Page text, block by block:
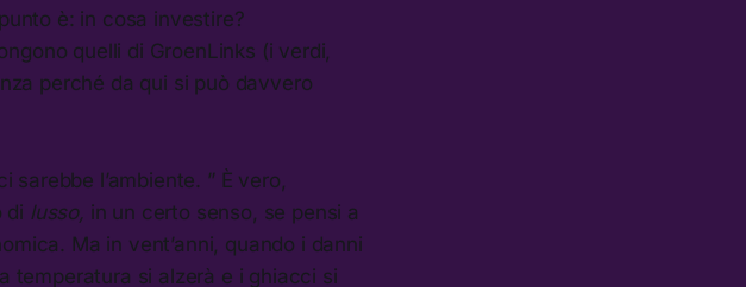
è: in cosa investire?
quelli di GroenLinks (i verdi,
perché da qui si può davvero
l’ambiente. ” È vero,
di lusso, in un certo senso, se pensi a
Ma in vent’anni, quando i danni
temperatura si alzerà e i ghiacci si